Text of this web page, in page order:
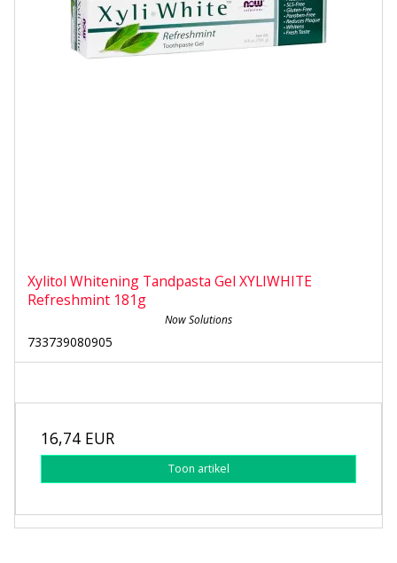
Xylitol Whitening Tandpasta Gel XYLIWHITE
Refreshmint 181g
Now Solutions
733739080905
16,74 EUR
Toon artikel